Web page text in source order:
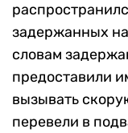
задержанных
словам
предоставили
вызывать
перевели в